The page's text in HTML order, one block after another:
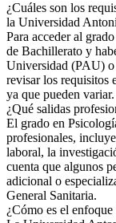
¿Cuáles son los
la Universidad
Para acceder al
de Bachillerato y
Universidad (PAU) o
revisar los requisitos
ya que pueden variar.
¿Qué salidas
El grado en
profesionales,
laboral, la
cuenta que algunos
adicional o
General Sanitaria.
¿Cómo es el